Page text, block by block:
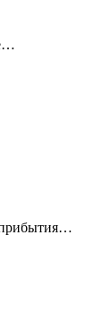
прибытия…